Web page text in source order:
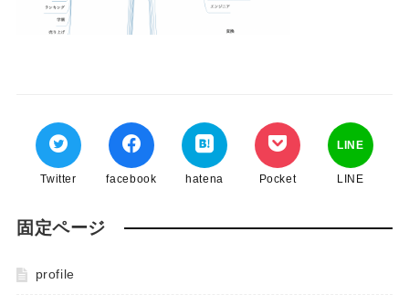
Twitter facebook hatena Pocket
LINE
LINE
固定ページ
profile